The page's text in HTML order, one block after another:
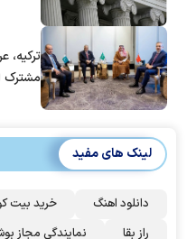
ترکیه،
مشترک
لینک های مفید
دانلود اهنگ خرید بیت
راز بقا
نمایندگی مجاز